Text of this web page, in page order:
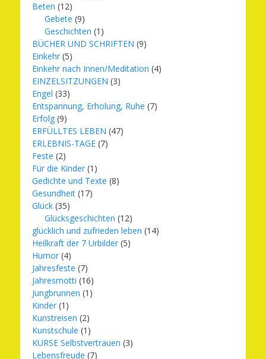
Beten (12)
Gebete (9)
Geschichten (1)
BÜCHER UND SCHRIFTEN (9)
Einkehr (5)
Einkehr nach Innen/Meditation (4)
EINZELSITZUNGEN (3)
Engel (33)
Entspannung, Erholung, Ruhe (7)
Erfolg (9)
ERFÜLLTES LEBEN (47)
ERLEBNIS-TAGE (7)
Feste (2)
Für die Kinder (1)
Gedichte und Texte (8)
Gesundheit (17)
Glück (35)
Glücksgeschichten (12)
glücklich und zufrieden leben (14)
Heilkraft der 7 Urbilder (5)
Humor (4)
Jahresfeste (7)
Jahresmotti (16)
Jungbrunnen (1)
Kinder (1)
Kunstreisen (2)
Kunstschule (1)
KURSE Selbstvertrauen (3)
Lebensfreude (7)